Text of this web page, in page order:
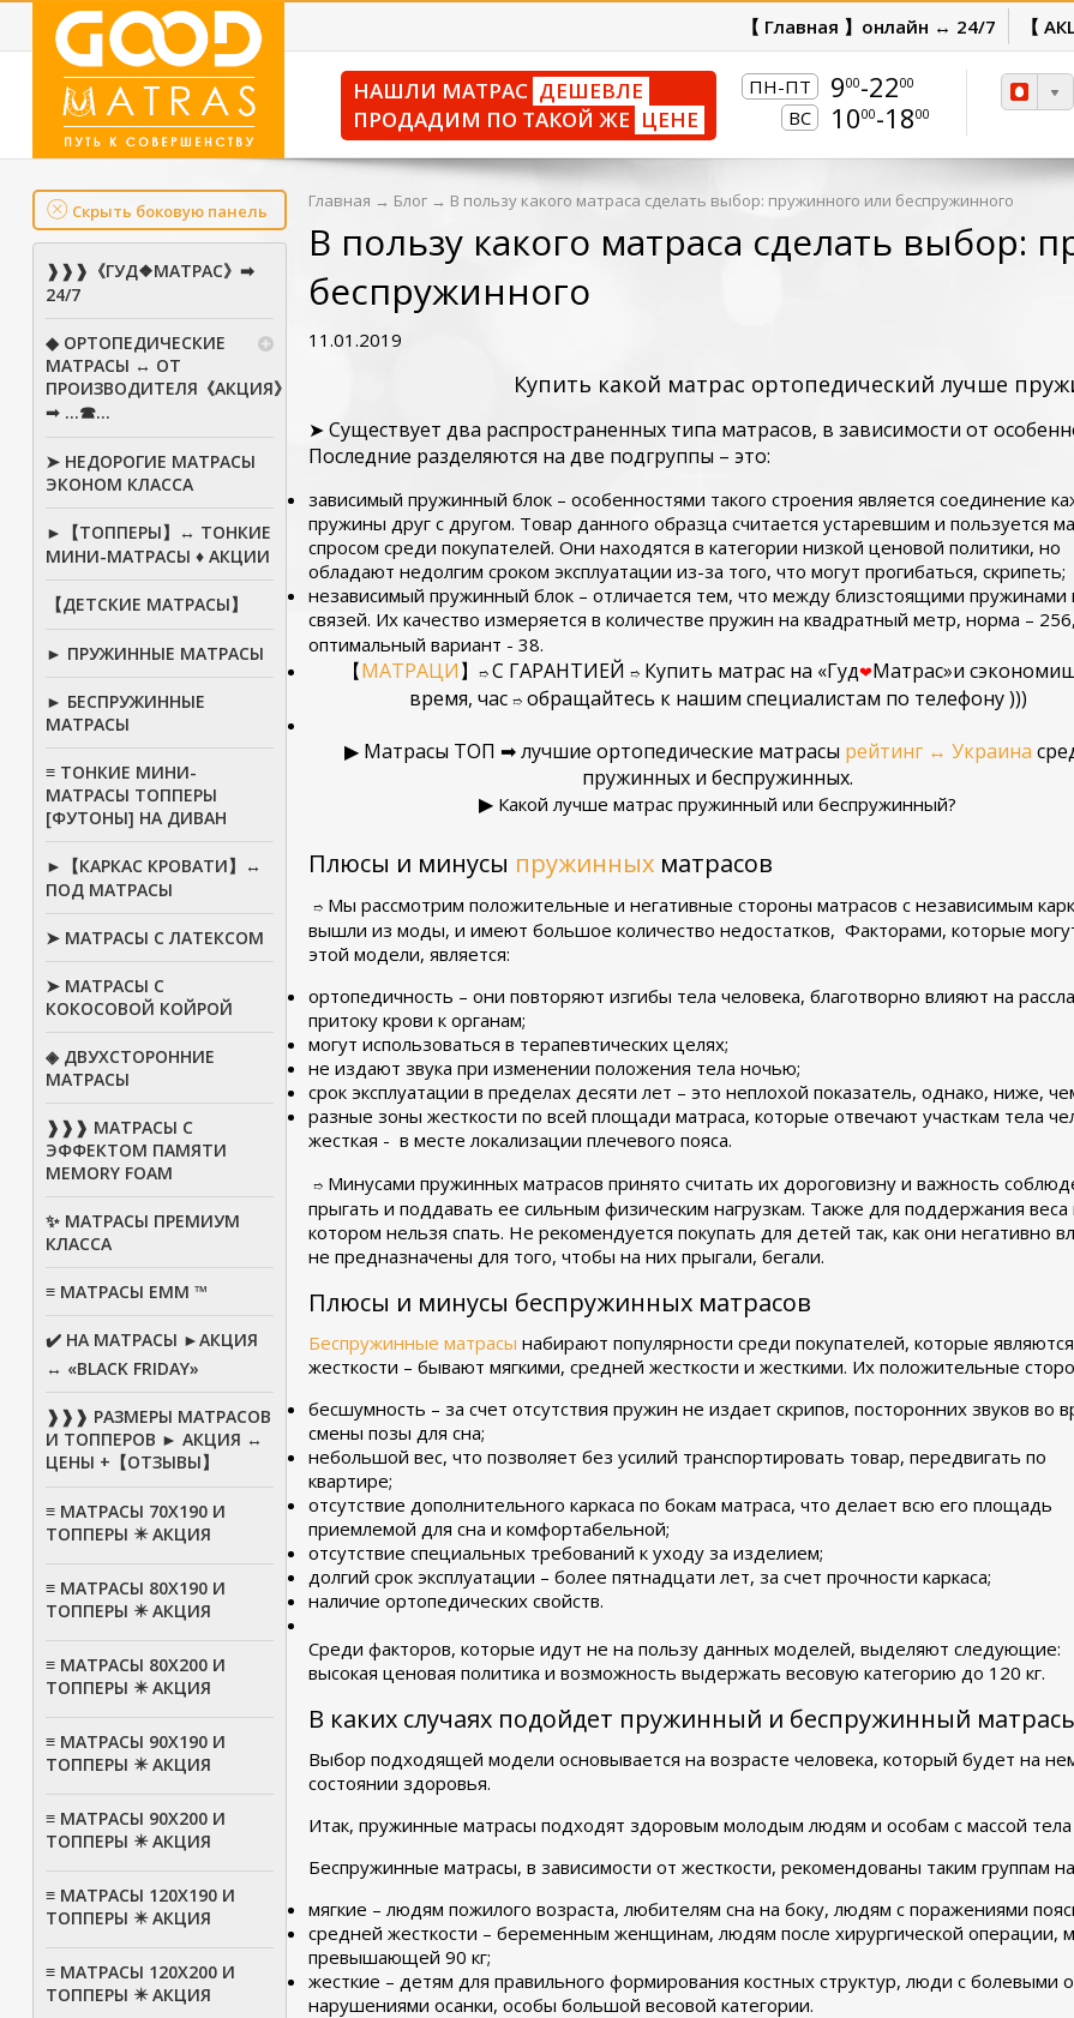
【 Главная 】онлайн ↔ 24/7 【
ПН-ПТ 900-2200
ВС 1000-1800
НАШЛИ МАТРАС ДЕШЕВЛЕ
ПРОДАДИМ ПО ТАКОЙ ЖЕ ЦЕНЕ
Скрыть боковую панель
❱❱❱《ГУД❖МАТРАС》➡
24/7
◆ ОРТОПЕДИЧЕСКИЕ
МАТРАСЫ ↔ ОТ
ПРОИЗВОДИТЕЛЯ《АКЦИЯ》
➟ ...☎...
➤ НЕДОРОГИЕ МАТРАСЫ
ЭКОНОМ КЛАССА
►【ТОППЕРЫ】↔ ТОНКИЕ
МИНИ-МАТРАСЫ ♦ АКЦИИ
【ДЕТСКИЕ МАТРАСЫ】
► ПРУЖИННЫЕ МАТРАСЫ
► БЕСПРУЖИННЫЕ
МАТРАСЫ
≡ ТОНКИЕ МИНИ-
МАТРАСЫ ТОППЕРЫ
[ФУТОНЫ] НА ДИВАН
►【КАРКАС КРОВАТИ】↔
ПОД МАТРАСЫ
➤ МАТРАСЫ С ЛАТЕКСОМ
➤ МАТРАСЫ С
КОКОСОВОЙ КОЙРОЙ
◈ ДВУХСТОРОННИЕ
МАТРАСЫ
❱❱❱ МАТРАСЫ С
ЭФФЕКТОМ ПАМЯТИ
MEMORY FOAM
✨ МАТРАСЫ ПРЕМИУМ
КЛАССА
≡ МАТРАСЫ ЕММ ™
✔️ НА МАТРАСЫ ►АКЦИЯ
↔ «BLACK FRIDAY»
❱❱❱ РАЗМЕРЫ МАТРАСОВ
И ТОППЕРОВ ► АКЦИЯ ↔
ЦЕНЫ +【ОТЗЫВЫ】
≡ МАТРАСЫ 70Х190 И
ТОППЕРЫ ✴️ АКЦИЯ
≡ МАТРАСЫ 80X190 И
ТОППЕРЫ ✴️ АКЦИЯ
≡ МАТРАСЫ 80Х200 И
ТОППЕРЫ ✴️ АКЦИЯ
≡ МАТРАСЫ 90Х190 И
ТОППЕРЫ ✴️ АКЦИЯ
≡ МАТРАСЫ 90Х200 И
ТОППЕРЫ ✴️ АКЦИЯ
≡ МАТРАСЫ 120Х190 И
ТОППЕРЫ ✴️ АКЦИЯ
≡ МАТРАСЫ 120Х200 И
ТОППЕРЫ ✴️ АКЦИЯ
Главная → Блог→ В пользу какого матраса сделать выбор: пружинного или беспружинного
В пользу какого матраса сделать выбор:
беспружинного
11.01.2019
Купить какой матрас ортопедический лучше
➤ Существует два распространенных типа матрасов, в зависимости от
Последние разделяются на две подгруппы – это:
зависимый пружинный блок – особенностями такого строения является соединение
пружины друг с другом. Товар данного образца считается устаревшим и пользуется
спросом среди покупателей. Они находятся в категории низкой ценовой политики, но
обладают недолгим сроком эксплуатации из-за того, что могут прогибаться, скрипеть;
независимый пружинный блок – отличается тем, что между близстоящими пружинами
связей. Их качество измеряется в количестве пружин на квадратный метр, норма – 256,
оптимальный вариант - 38.
【МАТРАЦИ】 ➱ С ГАРАНТИЕЙ ➱Купить матрас на «Гуд❤Матрас»и
время, час ➱обращайтесь к нашим специалистам по телефону )))
▶Матрасы ТОП ➡ лучшие ортопедические матрасы рейтинг ↔ Украина
пружинных и беспружинных.
▶ Какой лучше матрас пружинный или беспружинный?
Плюсы и минусы пружинныхматрасов
➱Мы рассмотрим положительные и негативные стороны матрасов с независимым
вышли из моды, и имеют большое количество недостатков, Факторами, которые
этой модели, является:
ортопедичность – они повторяют изгибы тела человека, благотворно влияют на
притоку крови к органам;
могут использоваться в терапевтических целях;
не издают звука при изменении положения тела ночью;
срок эксплуатации в пределах десяти лет – это неплохой показатель, однако, ниже,
разные зоны жесткости по всей площади матраса, которые отвечают участкам тела
жесткая - в месте локализации плечевого пояса.
➱Минусами пружинных матрасов принято считать их дороговизну и важность
прыгать и поддавать ее сильным физическим нагрузкам. Также для поддержания
котором нельзя спать. Не рекомендуется покупать для детей так, как они
не предназначены для того, чтобы на них прыгали, бегали.
Плюсы и минусы беспружинных матрасов
Беспружинные матрасы набирают популярности среди покупателей, которые
жесткости – бывают мягкими, средней жесткости и жесткими. Их положительные
бесшумность – за счет отсутствия пружин не издает скрипов, посторонних звуков во
смены позы для сна;
небольшой вес, что позволяет без усилий транспортировать товар, передвигать по
квартире;
отсутствие дополнительного каркаса по бокам матраса, что делает всю его площадь
приемлемой для сна и комфортабельной;
отсутствие специальных требований к уходу за изделием;
долгий срок эксплуатации – более пятнадцати лет, за счет прочности каркаса;
наличие ортопедических свойств.
Среди факторов, которые идут не на пользу данных моделей, выделяют следующие:
высокая ценовая политика и возможность выдержать весовую категорию до 120 кг.
В каких случаях подойдет пружинный и беспружинный
Выбор подходящей модели основывается на возрасте человека, который будет на
состоянии здоровья.
Итак, пружинные матрасы подходят здоровым молодым людям и особам с массой
Беспружинные матрасы, в зависимости от жесткости, рекомендованы таким группам
мягкие – людям пожилого возраста, любителям сна на боку, людям с поражениями
средней жесткости – беременным женщинам, людям после хирургической операции,
превышающей 90 кг;
жесткие – детям для правильного формирования костных структур, люди с
нарушениями осанки, особы большой весовой категории.